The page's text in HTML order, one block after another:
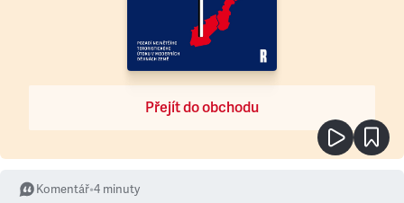
Přejít do obchodu
Komentář•4 minuty